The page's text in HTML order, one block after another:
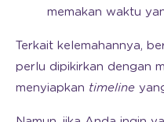
memakan waktu
Terkait kelemahannya,
perlu dipikirkan dengan
menyiapkan timeline